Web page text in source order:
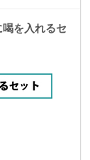
を入れるセ